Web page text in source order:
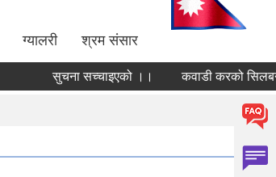
ग्यालरी श्रम संसार
सुचना सच्चाइएको ।। कवाडी करको